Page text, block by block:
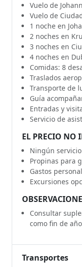
Vuelo de
Vuelo de
1 noche en
2 noches en
3 noches en
4 noches en
Comidas: 8
Traslados
Transporte de
Guía
Entradas y
Servicio de
EL PRECIO NO
Ningún
Propinas para
Gastos
Excursiones
Consultar
como fin de
Transportes